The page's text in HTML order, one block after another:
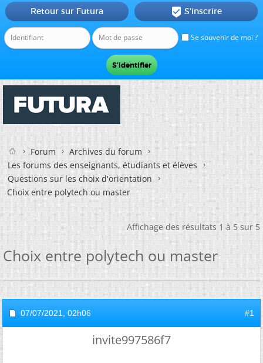
Se souvenir de moi ?
Retour sur Futura  S'inscrire
Forum
Archives du forum
Les forums des enseignants, étudiants et élèves
Questions sur les choix d'orientation
Choix entre polytech ou master
Affichage des résultats 1 à 5 sur 5
Choix entre polytech ou master
07/07/2021, 02h06 #1
invite997586f7